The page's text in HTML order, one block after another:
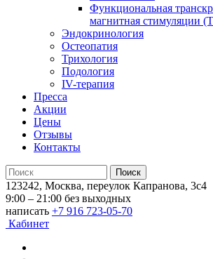
Функциональная
магнитная стимуляции
Эндокринология
Остеопатия
Трихология
Подология
IV-терапия
Пресса
Акции
Цены
Отзывы
Контакты
123242, Москва, переулок Капранова, 3с4
9:00 – 21:00 без выходных
написать +7 916 723-05-70
Кабинет